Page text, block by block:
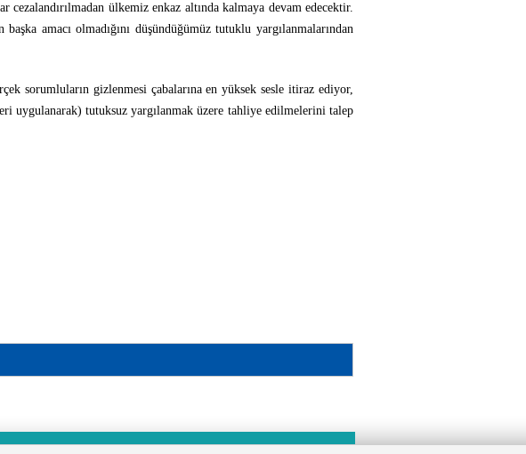
ülkemiz enkaz altında kalmaya devam edecektir.
amacı olmadığını düşündüğümüz tutuklu yargılanmalarından
sorumluların gizlenmesi çabalarına en yüksek sesle itiraz ediyor,
uygulanarak) tutuksuz yargılanmak üzere tahliye edilmelerini talep